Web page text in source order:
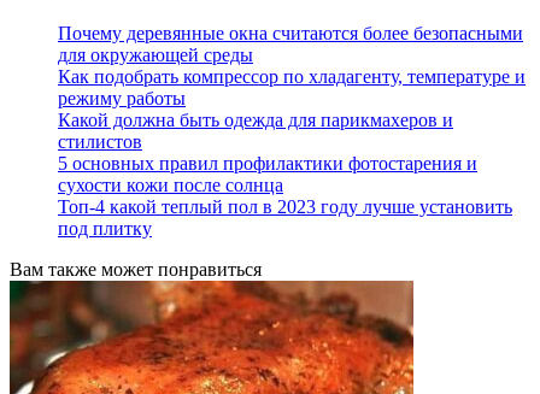
Почему деревянные окна считаются более безопасными
для окружающей среды
Как подобрать компрессор по хладагенту, температуре и
режиму работы
Какой должна быть одежда для парикмахеров и
стилистов
5 основных правил профилактики фотостарения и
сухости кожи после солнца
Топ-4 какой теплый пол в 2023 году лучше установить
под плитку
Вам также может понравиться